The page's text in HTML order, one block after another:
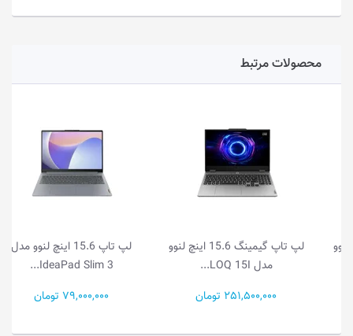
محصولات مرتبط
لپ تاپ گیمینگ 15.6 اینچ لنوو
251,500,000 تومان
لپ تاپ 15.6 اینچ لنوو مدل
IdeaPad Slim 3...
79,000,000 تومان